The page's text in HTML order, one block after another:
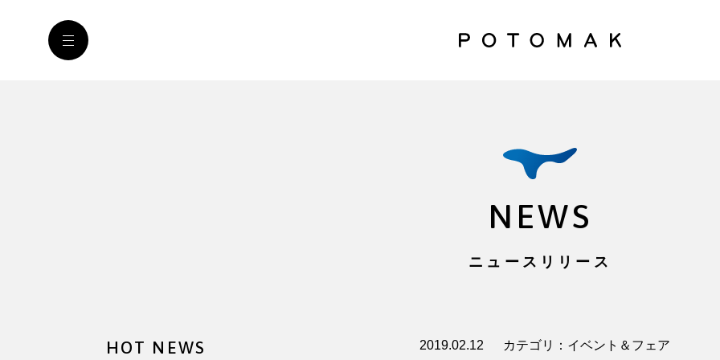
NEWS
ニュースリリース
2019.02.12 カテゴリ：イベント＆フェア
HOT NEWS